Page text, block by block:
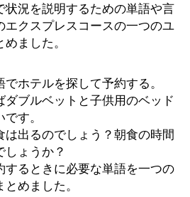
状況を説明するための単語や言
エクスプレスコースの一つのユ
ました。
ホテルを探して予約する。
ダブルベットと子供用のベッド
す。
は出るのでしょう？朝食の時間
しょうか？
するときに必要な単語を一つの
めました。